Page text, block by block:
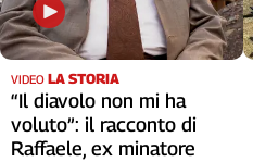
Toscana
Trentino
Umbria
Valle
D'Aosta
Veneto
VIDEO LA STORIA
“Il diavolo non mi ha
voluto”: il racconto di
Raffaele, ex minatore